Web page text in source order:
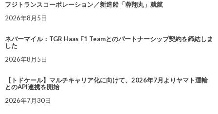
フジトランスコーポレーション／新造船「蓉翔丸」就航
2026年8月5日
ネバーマイル：TGR Haas F1 Teamとのパートナーシップ契約を締結しま
した
2026年8月5日
【トドケール】マルチキャリア化に向けて、2026年7月よりヤマト運輸
とのAPI連携を開始
2026年7月30日